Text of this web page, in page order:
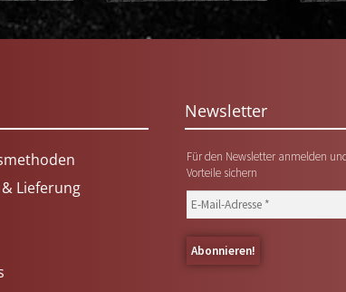
Lieferung
Newsletter
Für den Newsletter anmelden
Vorteile sichern